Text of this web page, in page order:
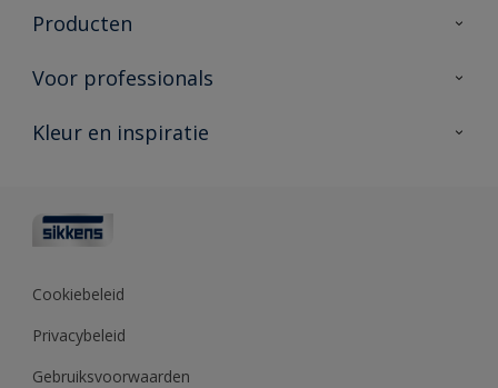
Over Sikkens
Duurzaamheid
Producten
Producten voor binnen
Vind je verkooppunt
Voor professionals
Advies & service
Polyfilla Pro
Sikkens Center
Kleur en inspiratie
Kleurcollecties
Kennisbank
Cookiebeleid
Privacybeleid
Gebruiksvoorwaarden